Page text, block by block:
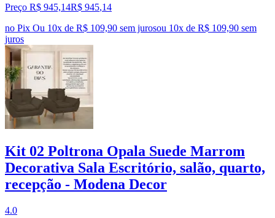
Preço R$ 945,14R$ 945,14
no Pix Ou 10x de R$ 109,90 sem jurosou 10x de R$ 109,90 sem
juros
Kit 02 Poltrona Opala Suede Marrom
Decorativa Sala Escritório, salão, quarto,
recepção - Modena Decor
4.0